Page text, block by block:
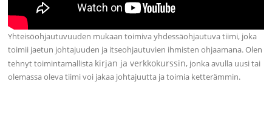
Yhteisöohjautuvuuden mukaan toimiva yhdessäohjautuva tiimi, joka
toimii jaetun johtajuuden ja itseohjautuvien ihmisten ohjaamana. Olen
tehnyt toimintamallista kirjan ja verkkokurssin, jonka avulla uusi tai
olemassa oleva tiimi voi jakaa johtajuutta ja toimia ketterämmin.